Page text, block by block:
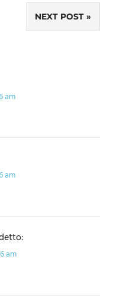
NEXT POST
am
am
am